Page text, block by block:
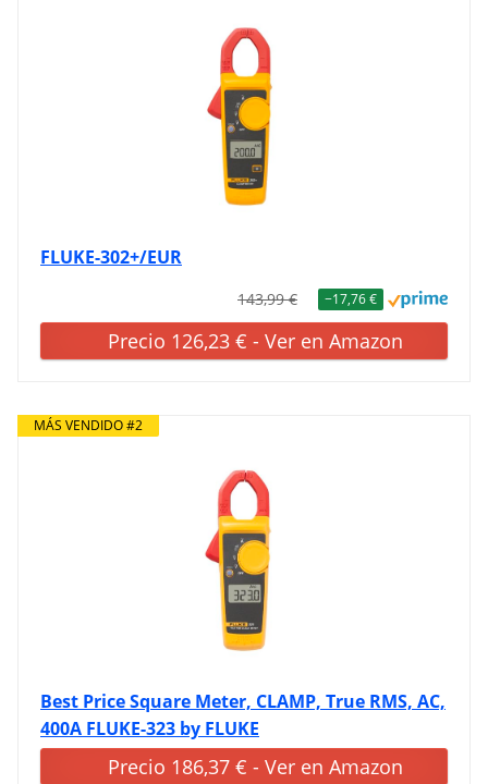
FLUKE-302+/EUR
143,99 € −17,76 €
Precio 126,23 € - Ver en Amazon
MÁS VENDIDO #2
Best Price Square Meter, CLAMP, True RMS, AC,
400A FLUKE-323 by FLUKE
Precio 186,37 € - Ver en Amazon